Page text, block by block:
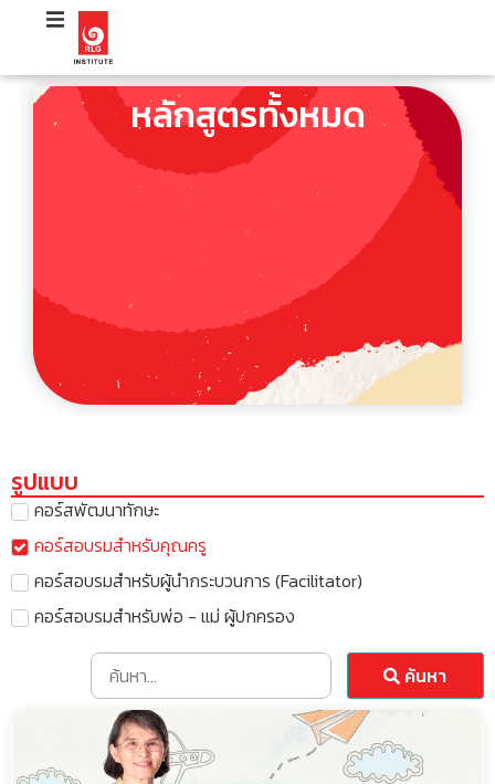
หลักสูตรทั้งหมด
รูปแบบ
คอร์สพัฒนาทักษะ
คอร์สอบรมสำหรับคุณครู
คอร์สอบรมสำหรับผู้นำกระบวนการ (Facilitator)
คอร์สอบรมสำหรับพ่อ - แม่ ผู้ปกครอง
ค้นหา